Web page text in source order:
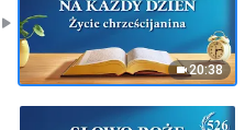
20:38